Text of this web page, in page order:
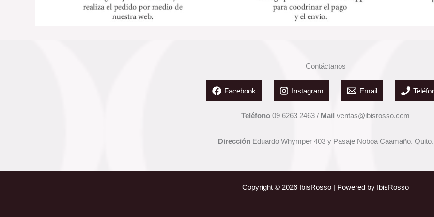
Contáctanos
Facebook Instagram Email
Teléfono 09 6263 2463 / Mail ventas@ibisrosso.com
Dirección Eduardo Whymper 403 y Pasaje Noboa Caamaño. Quito.
Copyright © 2026 IbisRosso | Powered by IbisRosso